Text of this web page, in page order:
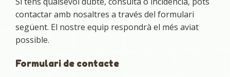
contactar amb nosaltres a través del formulari
següent. El nostre equip respondrà el més aviat
possible.
Formulari de contacte